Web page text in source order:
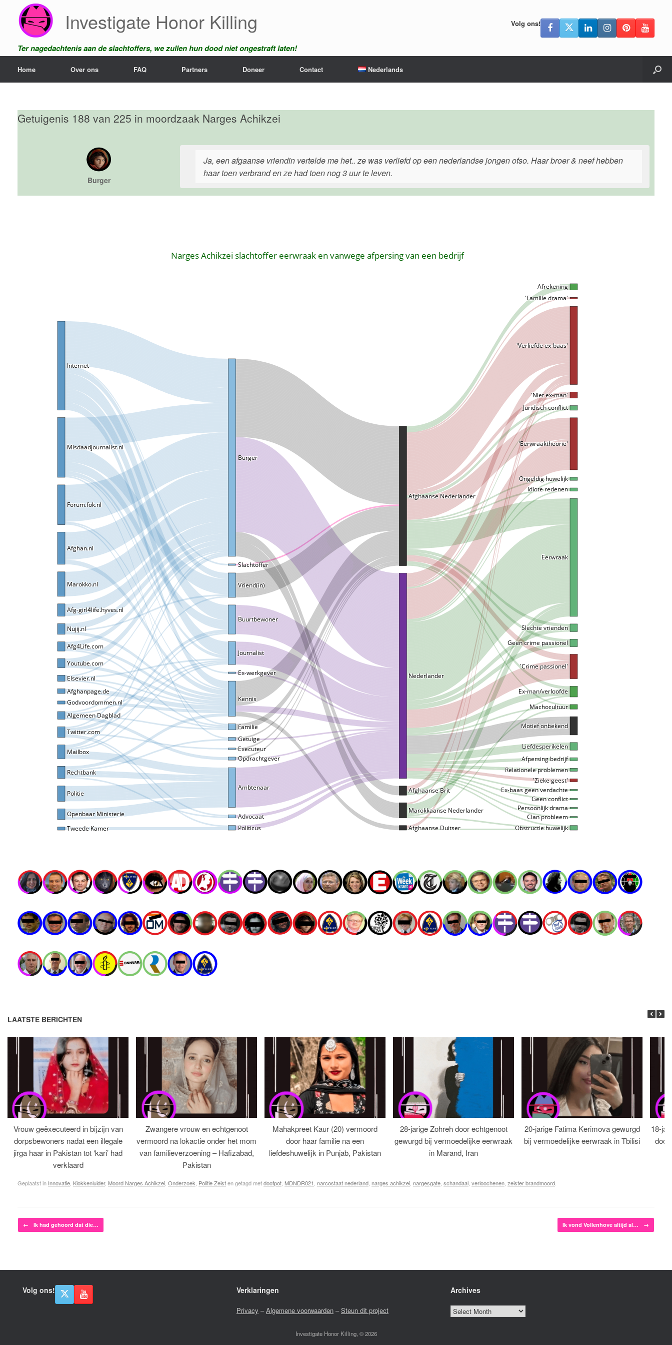
Investigate Honor Killing
Ter nagedachtenis aan de slachtoffers, we zullen hun dood niet ongestraft laten!
Volg ons!
Home Over ons FAQ Partners Doneer Contact Nederlands
Getuigenis 188 van 225 in moordzaak Narges Achikzei
Burger
Ja, een afgaanse vriendin vertelde me het.. ze was verliefd op een nederlandse jongen ofso. Haar broer & neef hebben
haar toen verbrand en ze had toen nog 3 uur te leven.
LAATSTE BERICHTEN
Vrouw geëxecuteerd in bijzijn van
dorpsbewoners nadat een illegale
jirga haar in Pakistan tot ‘kari’ had
verklaard
Zwangere vrouw en echtgenoot
vermoord na lokactie onder het mom
van familieverzoening – Hafizabad,
Pakistan
Mahakpreet Kaur (20) vermoord
door haar familie na een
liefdeshuwelijk in Punjab, Pakistan
28-jarige Zohreh door echtgenoot
gewurgd bij vermoedelijke eerwraak
in Marand, Iran
20-jarige Fatima Kerimova gewurgd
bij vermoedelijke eerwraak in Tbilisi
18-
Geplaatst in Innovatie, Klokkenluider, Moord Narges Achikzei, Onderzoek, Politie Zeisten getagd metdoofpot, MDNDR021, narcostaat nederland, narges achikzei, nargesgate, schandaal, verloochenen, zeister brandmoord.
Bericht navigatie
← Ik had gehoord dat die… Ik vond Vollenhove altijd al… →
Volg ons! Verklaringen
Privacy –Algemene voorwaarden–Steun dit project
Archives
Archives
Investigate Honor Killing, © 2026